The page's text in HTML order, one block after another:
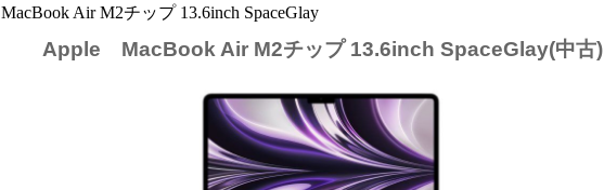
MacBook Air M2チップ 13.6inch SpaceGlay
Apple MacBook Air M2チップ 13.6inch SpaceGlay(中古)